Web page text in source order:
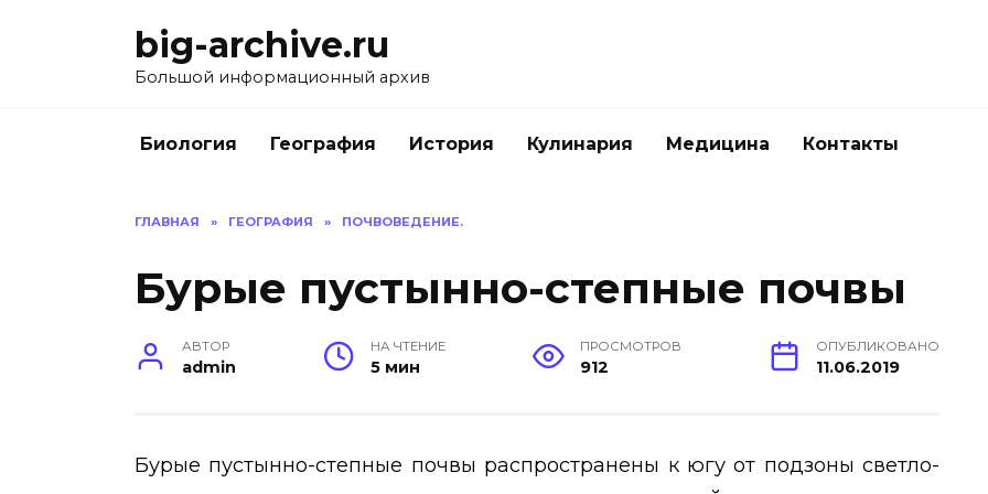
big-archive.ru
Большой информационный архив
Биология География История Кулинария Медицина Контакты
ГЛАВНАЯ » ГЕОГРАФИЯ » ПОЧВОВЕДЕНИЕ.
Бурые пустынно-степные почвы
АВТОР
admin
НА ЧТЕНИЕ
5 мин
ПРОСМОТРОВ
912
ОПУБЛИКОВАНО
11.06.2019
Бурые пустынно-степные почвы распространены к югу от подзоны светло-